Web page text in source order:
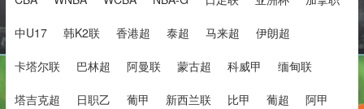
中U17 韩K2联 香港超 泰超 马来超 伊朗超
卡塔尔联 巴林超 阿曼联 蒙古超 科威甲 缅甸联
塔吉克超 日职乙 葡甲 新西兰联 比甲 葡超 阿甲